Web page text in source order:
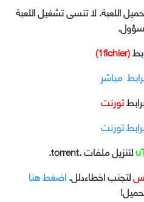
اللعبة. لا تنسى تشغيل اللعبة
(1fichier)
مباشر
تورنت
تورنت
لتنزيل ملفات .torrent.
لتجنب اخطاءدلل.اضغط هنا